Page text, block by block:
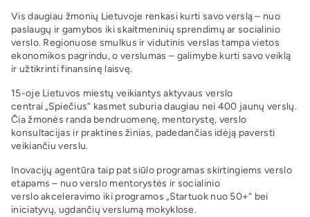
Vis daugiau žmonių Lietuvoje renkasi kurti savo verslą – nuo
paslaugų ir gamybos iki skaitmeninių sprendimų ar socialinio
verslo. Regionuose smulkus ir vidutinis verslas tampa vietos
ekonomikos pagrindu, o verslumas – galimybe kurti savo veiklą
ir užtikrinti finansinę laisvę.
15-oje Lietuvos miestų veikiantys aktyvaus verslo
centrai „Spiečius“ kasmet suburia daugiau nei 400 jaunų verslų.
Čia žmonės randa bendruomenę, mentorystę, verslo
konsultacijas ir praktines žinias, padedančias idėją paversti
veikiančiu verslu.
Inovacijų agentūra taip pat siūlo programas skirtingiems verslo
etapams – nuo verslo mentorystės ir socialinio
verslo akceleravimo iki programos „Startuok nuo 50+“ bei
iniciatyvų, ugdančių verslumą mokyklose.